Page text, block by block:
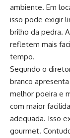
ambiente. Em
isso pode exigir
brilho da pedra.
refletem mais
tempo.
Segundo o
branco
melhor poeira e
com maior
adequada. Isso
gourmet.